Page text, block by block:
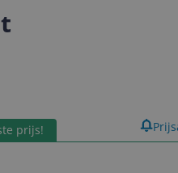
gevonden.
gevonden.
prijs!